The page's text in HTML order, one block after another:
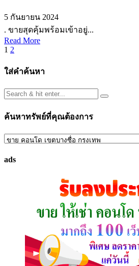
5 กันยายน 2024
. ขายสุดคุ้มพร้อมเข้าอยู่...
Read More
Posts
pagination
1 2
ใส่คำค้นหา
ค้นหาทรัพย์ที่คุณต้องการ
ค้นหา
ที่
ads